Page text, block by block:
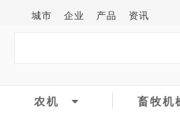
城市 企业 产品 资讯
农机 畜牧机